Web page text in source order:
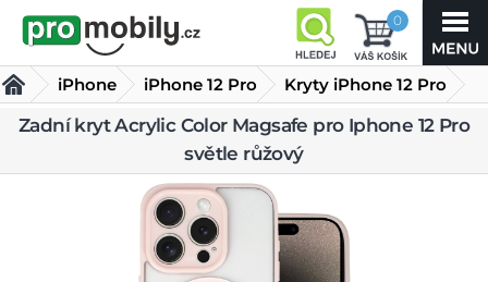
0
iPhone iPhone 12 Pro Kryty iPhone 12 Pro
Zadní kryt Acrylic Color Magsafe pro Iphone 12 Pro světle
růžový
Zadní kryt Acrylic Color Magsafe pro Iphone 12 Pro
světle růžový